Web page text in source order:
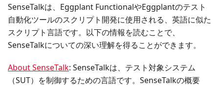
SenseTalkは、Eggplant FunctionalやEggplantのテスト
自動化ツールのスクリプト開発に使用される、英語に似た
スクリプト言語です。以下の情報を読むことで、
SenseTalkについての深い理解を得ることができます。
About SenseTalk: SenseTalkは、テスト対象システム
（SUT）を制御するための言語です。SenseTalkの概要